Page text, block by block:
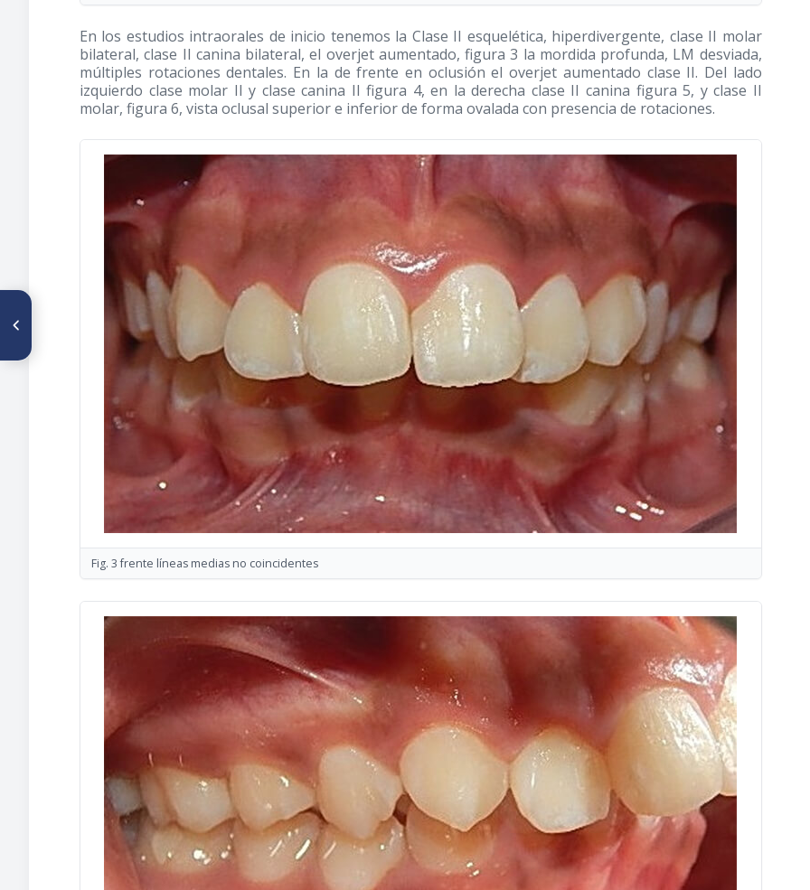
En los estudios intraorales de inicio tenemos la Clase II esquelética, hiperdivergente, clase II molar
bilateral, clase II canina bilateral, el overjet aumentado, figura 3 la mordida profunda, LM desviada,
múltiples rotaciones dentales. En la de frente en oclusión el overjet aumentado clase II. Del lado
izquierdo clase molar II y clase canina II figura 4, en la derecha clase II canina figura 5, y clase II
molar, figura 6, vista oclusal superior e inferior de forma ovalada con presencia de rotaciones.
Fig. 3 frente líneas medias no coincidentes
Tratamiento ortognático del
paciente edéntulo - Reporte